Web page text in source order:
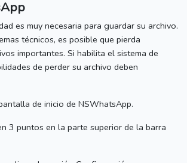
es muy necesaria para guardar su archivo.
técnicos, es posible que pierda
importantes. Si habilita el sistema de
de perder su archivo deben
de inicio de NSWhatsApp.
3 puntos en la parte superior de la barra